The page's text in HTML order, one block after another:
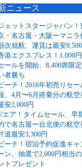
ニュース
ェットスタージャパン！
・名古屋・大阪ーマニラ
次就航、運賃は最安
港エクスプレス！1,000
ールを開始、8,400席限
者勝ち
ーチ！2016年初売りセー
、4月〜6月搭乗分の航空
安2,000円
エア！タイムセール、早
で名古屋ー台北便の航空
道最安3,300円
ーチ！宿泊予約促進キャ
ン、抽選で2,000円相当
トプレゼント